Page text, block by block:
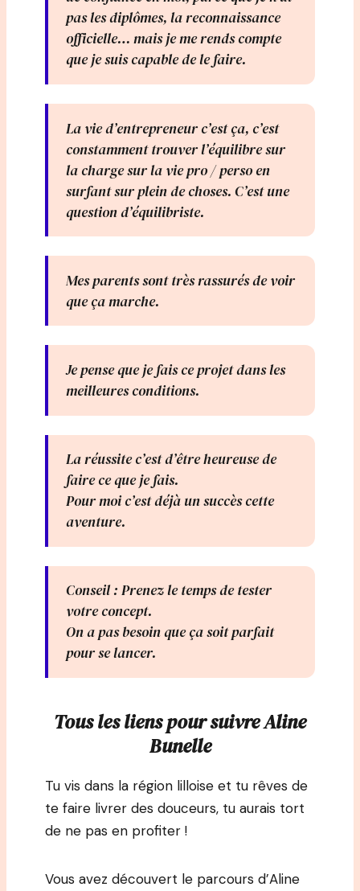
pas les diplômes, la reconnaissance
officielle… mais je me rends compte
que je suis capable de le faire.
La vie d’entrepreneur c’est ça, c’est
constamment trouver l’équilibre sur
la charge sur la vie pro / perso en
surfant sur plein de choses. C’est une
question d’équilibriste.
Mes parents sont très rassurés de voir
que ça marche.
Je pense que je fais ce projet dans les
meilleures conditions.
La réussite c’est d’être heureuse de
faire ce que je fais.
Pour moi c’est déjà un succès cette
aventure.
Conseil : Prenez le temps de tester
votre concept.
On a pas besoin que ça soit parfait
pour se lancer.
Tous les liens pour suivre Aline
Bunelle
Tu vis dans la région lilloise et tu rêves de
te faire livrer des douceurs, tu aurais tort
de ne pas en profiter !
Vous avez découvert le parcours d’Aline